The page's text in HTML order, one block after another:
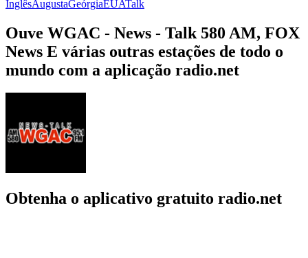
InglêsAugustaGeórgiaEUATalk
Ouve WGAC - News - Talk 580 AM, FOX
News E várias outras estações de todo o
mundo com a aplicação radio.net
Obtenha o aplicativo gratuito radio.net